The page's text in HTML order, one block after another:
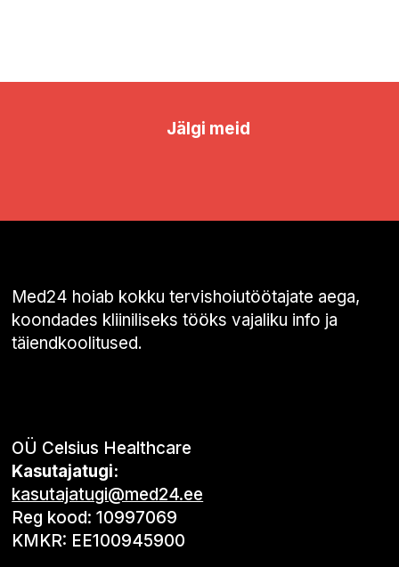
Jälgi meid
Med24 hoiab kokku tervishoiutöötajate aega,
koondades kliiniliseks tööks vajaliku info ja
täiendkoolitused.
OÜ Celsius Healthcare
Kasutajatugi:
kasutajatugi@med24.ee
Reg kood: 10997069
KMKR: EE100945900